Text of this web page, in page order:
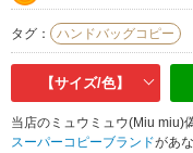
タグ： ハンドバッグコピー
【サイズ/色】
当店のミュウミュウ(Miu miu)
スーパーコピーブランドがあ